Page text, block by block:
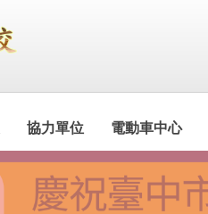
協力單位 電動車中心